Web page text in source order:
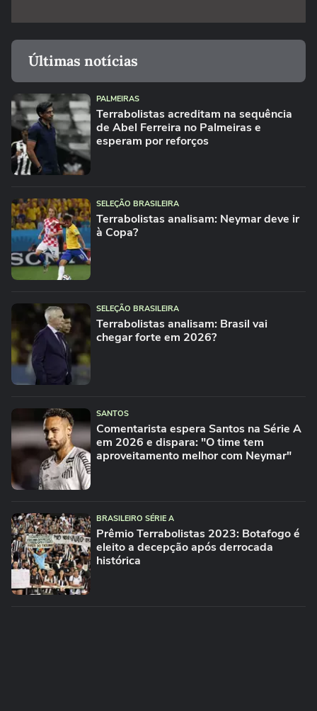
Últimas notícias
PALMEIRAS
Terrabolistas acreditam na sequência
de Abel Ferreira no Palmeiras e
esperam por reforços
SELEÇÃO BRASILEIRA
Terrabolistas analisam: Neymar deve ir
à Copa?
SELEÇÃO BRASILEIRA
Terrabolistas analisam: Brasil vai
chegar forte em 2026?
SANTOS
Comentarista espera Santos na Série A
em 2026 e dispara: "O time tem
aproveitamento melhor com Neymar"
BRASILEIRO SÉRIE A
Prêmio Terrabolistas 2023: Botafogo é
eleito a decepção após derrocada
histórica